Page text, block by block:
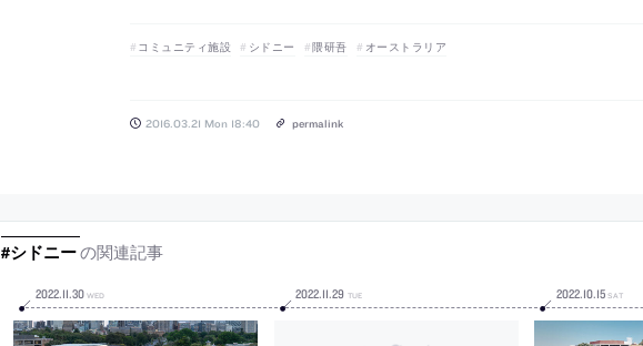
コミュニティ施設 シドニー 隈研吾 オーストラリア
2016.03.21 Mon 18:40 permalink
#シドニーの関連記事
2022.11.30 WED 2022.11.29 TUE 2022.10.15 SAT